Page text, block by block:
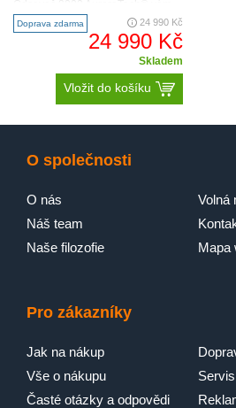
do kuchyně vnese chytré osvětl..
Doprava zdarma 24 990 Kč
24 990 Kč
Skladem
Vložit do košíku
O společnosti
O nás
Náš team
Naše filozofie
Volná
Mapa
Pro zákazníky
Jak na nákup
Vše o nákupu
Časté otázky a odpovědi
Servis